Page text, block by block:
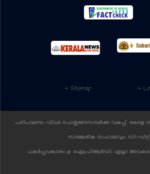
-
- Sitemap
പരിപാലനം: വിവര പൊതുജനസമ്പര്‍ക്ക വകുപ്പ്, കേരള
സാങ്കേതിക സഹായവും: സി-ഡിറ്റ്
പകര്‍പ്പവകാശം @ ഐ&പിആര്‍ഡി. എല്ലാ